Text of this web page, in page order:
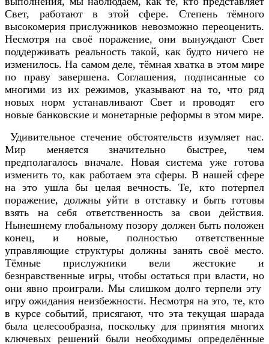
Свет, работают в этой сфере. Степень тёмного
высокомерия прислужников невозможно переоценить.
Несмотря на своё поражение, они вынуждают Свет
поддерживать реальность такой, как будто ничего не
изменилось. На самом деле, тёмная хватка в этом мире
по праву завершена. Соглашения, подписанные со
многими из их режимов, указывают на то, что ряд
новых норм устанавливают Свет и проводят его
новые банковские и монетарные реформы в этом мире.
Удивительное стечение обстоятельств изумляет нас.
Мир меняется значительно быстрее, чем
предполагалось вначале. Новая система уже готова
изменить то, как работаем эта сферы. В нашей сфере
на это ушла бы целая вечность. Те, кто потерпел
поражение, должны уйти в отставку и быть готовы
взять на себя ответственность за свои действия.
Нынешнему глобальному позору должен быть положен
конец, и новые, полностью ответственные
управляющие структуры должны занять своё место.
Тёмные прислужники вели жестокие и
безнравственные игры, чтобы остаться при власти, но
они явно проиграли. Мы слишком долго терпели эту
игру ожидания неизбежности. Несмотря на это, те, кто
в курсе событий, присягают, что эта текущая шарада
была целесообразна, поскольку для принятия многих
ключевых решений были необходимы определённые